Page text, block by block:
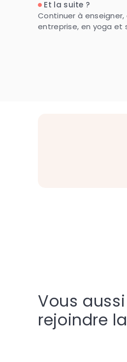
Et la suite ?
Continuer à
entreprise, en yoga et
Vous
rejoindre